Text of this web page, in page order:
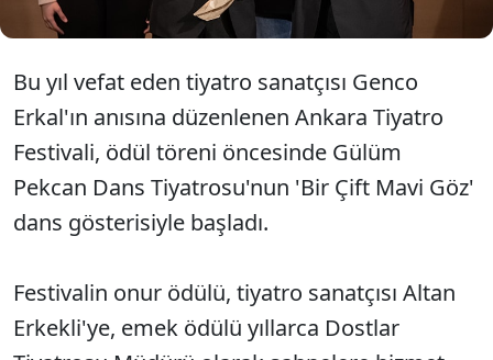
Bu yıl vefat eden tiyatro sanatçısı Genco
Erkal'ın anısına düzenlenen Ankara Tiyatro
Festivali, ödül töreni öncesinde Gülüm
Pekcan Dans Tiyatrosu'nun 'Bir Çift Mavi Göz'
dans gösterisiyle başladı.
Festivalin onur ödülü, tiyatro sanatçısı Altan
Erkekli'ye, emek ödülü yıllarca Dostlar